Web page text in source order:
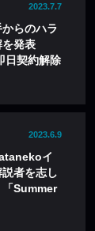
2023.7.7
らのハラ
発表
日契約解除
2023.6.9
イ
者を志し
「Summer